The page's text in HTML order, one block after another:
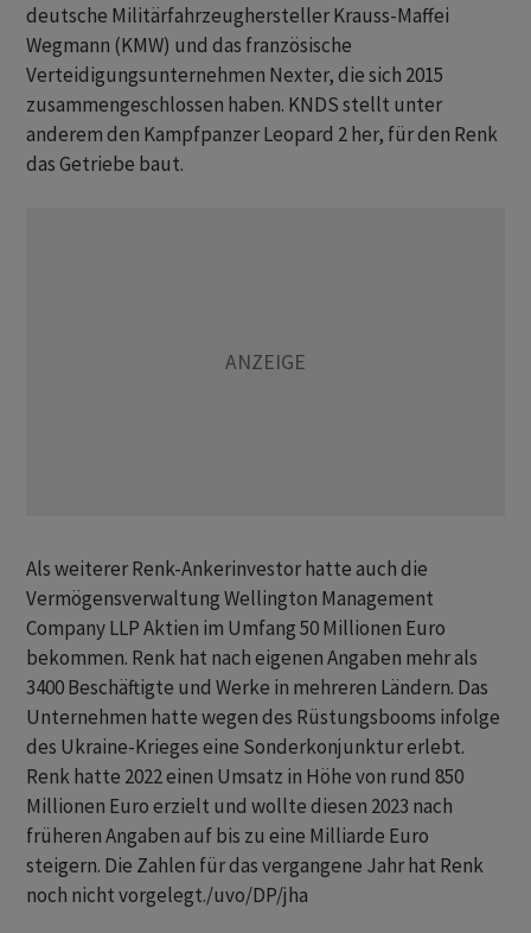
deutsche Militärfahrzeughersteller Krauss-Maffei
Wegmann (KMW) und das französische
Verteidigungsunternehmen Nexter, die sich 2015
zusammengeschlossen haben. KNDS stellt unter
anderem den Kampfpanzer Leopard 2 her, für den Renk
das Getriebe baut.
Als weiterer Renk-Ankerinvestor hatte auch die
Vermögensverwaltung Wellington Management
Company LLP Aktien im Umfang 50 Millionen Euro
bekommen. Renk hat nach eigenen Angaben mehr als
3400 Beschäftigte und Werke in mehreren Ländern. Das
Unternehmen hatte wegen des Rüstungsbooms infolge
des Ukraine-Krieges eine Sonderkonjunktur erlebt.
Renk hatte 2022 einen Umsatz in Höhe von rund 850
Millionen Euro erzielt und wollte diesen 2023 nach
früheren Angaben auf bis zu eine Milliarde Euro
steigern. Die Zahlen für das vergangene Jahr hat Renk
noch nicht vorgelegt./uvo/DP/jha